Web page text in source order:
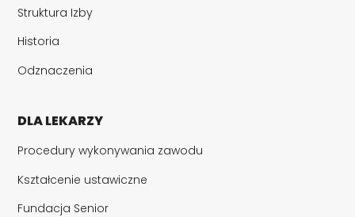
Struktura Izby
Historia
Odznaczenia
DLA LEKARZY
Procedury wykonywania zawodu
Kształcenie ustawiczne
Fundacja Senior